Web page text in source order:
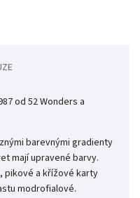
od 52 Wonders a
barevnými gradienty
mají upravené barvy.
pikové a křížové karty
modrofialové.